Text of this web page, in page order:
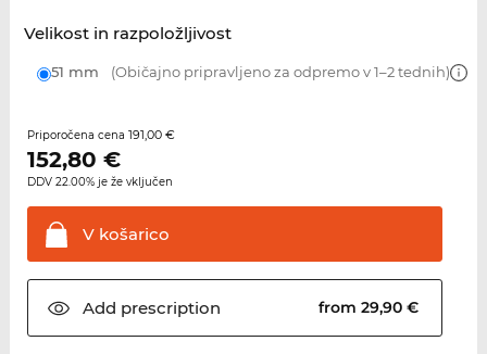
Velikost in razpoložljivost
51 mm (Običajno pripravljeno za odpremo v 1–2 tednih)
Priporočena cena 191,00 €
152,80 €
DDV 22.00% je že vključen
Vkošarico
Add prescription from 29,90 €